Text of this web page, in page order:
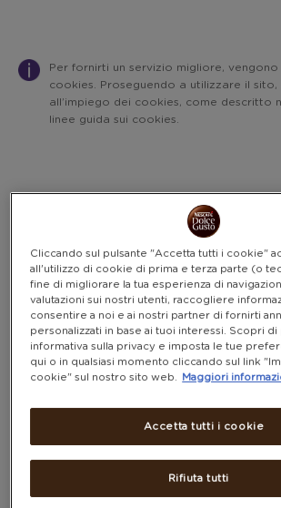
Per fornirti un servizio migliore, vengono
cookies. Proseguendo a utilizzare il sito,
all’impiego dei cookies, come descritto
linee guida sui cookies.
Cliccando sul pulsante "Accetta tutti i cookie"
all'utilizzo di cookie di prima e terza parte (o
fine di migliorare la tua esperienza di
valutazioni sui nostri utenti, raccogliere
consentire a noi e ai nostri partner di fornirti
personalizzati in base ai tuoi interessi. Scopri di
informativa sulla privacy e imposta le tue
qui o in qualsiasi momento cliccando sul link
cookie" sul nostro sito web.
Maggiori
Rifiuta tutti
Accetta tutti i cookie